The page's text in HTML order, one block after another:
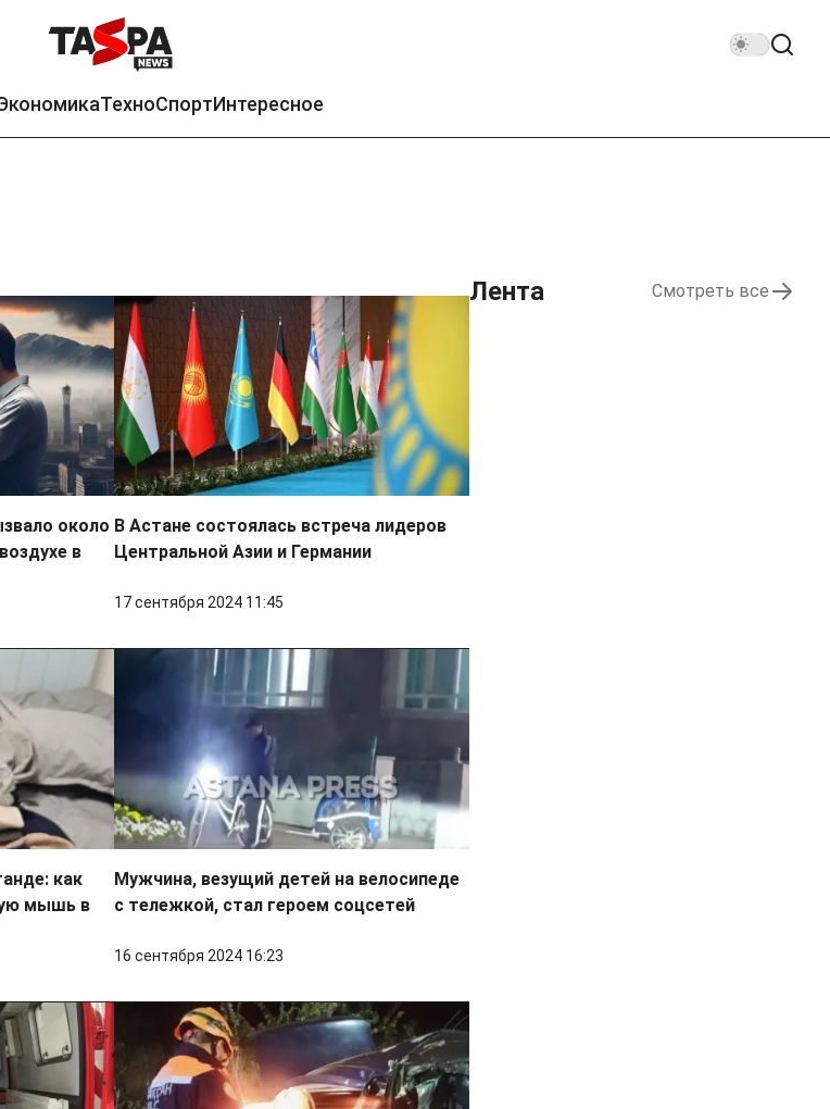
ТехноСпортИнтересное
около
в
В Астане состоялась встреча лидеров
Центральной Азии и Германии
17 сентября 2024 11:45
как
мышь в
Мужчина, везущий детей на велосипеде
с тележкой, стал героем соцсетей
16 сентября 2024 16:23
Лента Смотреть все